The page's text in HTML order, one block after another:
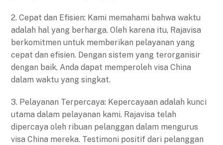
2. Cepat dan Efisien: Kami memahami bahwa waktu
adalah hal yang berharga. Oleh karena itu, Rajavisa
berkomitmen untuk memberikan pelayanan yang
cepat dan efisien. Dengan sistem yang terorganisir
dengan baik, Anda dapat memperoleh visa China
dalam waktu yang singkat.
3. Pelayanan Terpercaya: Kepercayaan adalah kunci
utama dalam pelayanan kami. Rajavisa telah
dipercaya oleh ribuan pelanggan dalam mengurus
visa China mereka. Testimoni positif dari pelanggan